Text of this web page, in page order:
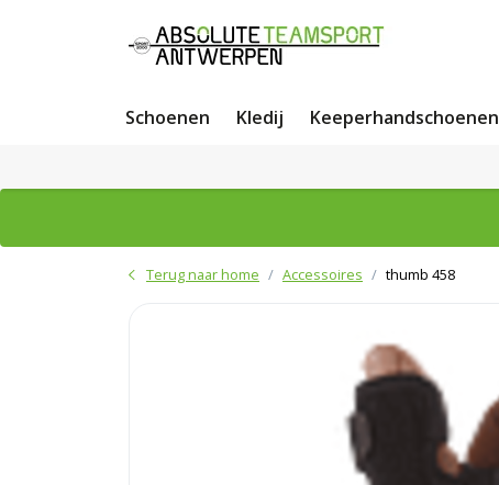
Schoenen Kledij Keeperhandschoenen
Terug naar home Accessoires thumb 458